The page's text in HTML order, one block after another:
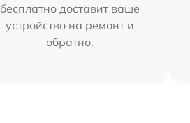
бесплатно доставит ваше
устройство на ремонт и
обратно.